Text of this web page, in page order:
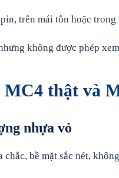
trên mái tôn hoặc
không được phép
MC4 thật và
nhựa vỏ
bề mặt sắc nét,